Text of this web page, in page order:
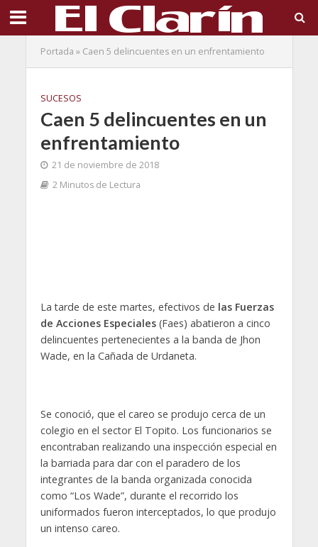
Portada » Caen 5 delincuentes en un enfrentamiento
SUCESOS
Caen 5 delincuentes en un
enfrentamiento
21 de noviembre de 2018
2 Minutos de Lectura
La tarde de este martes, efectivos de las Fuerzas
de Acciones Especiales(Faes) abatieron a cinco
delincuentes pertenecientes a la banda de Jhon
Wade, en la Cañada de Urdaneta.
Se conoció, que el careo se produjo cerca de un
colegio en el sector El Topito. Los funcionarios se
encontraban realizando una inspección especial en
la barriada para dar con el paradero de los
integrantes de la banda organizada conocida
como “Los Wade”, durante el recorrido los
uniformados fueron interceptados, lo que produjo
un intenso careo.